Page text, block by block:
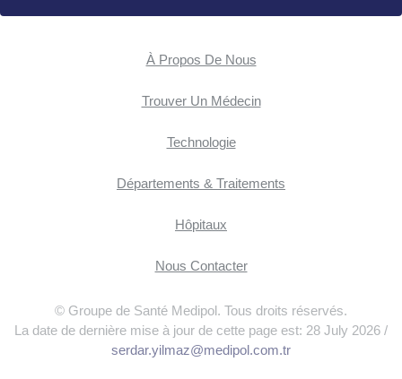
À Propos De Nous
Trouver Un Médecin
Technologie
Départements & Traitements
Hôpitaux
Nous Contacter
© Groupe de Santé Medipol. Tous droits réservés.
La date de dernière mise à jour de cette page est: 28 July 2026 /
serdar.yilmaz@medipol.com.tr